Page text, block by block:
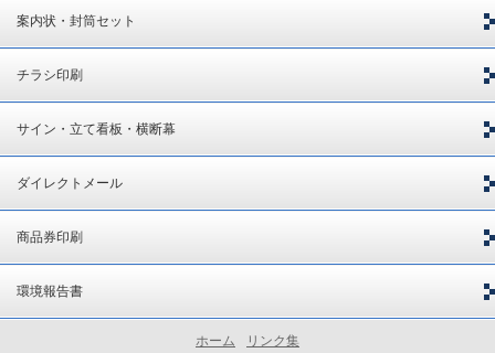
案内状・封筒セット
チラシ印刷
サイン・立て看板・横断幕
ダイレクトメール
商品券印刷
環境報告書
ホーム リンク集